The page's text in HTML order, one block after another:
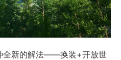
全新的解法——换装+开放世